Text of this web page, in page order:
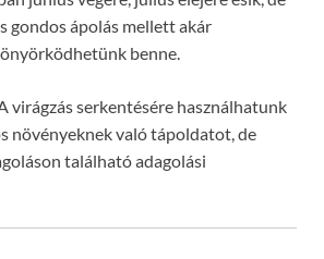
gondos ápolás mellett akár
benne.
virágzás serkentésére használhatunk
növényeknek való tápoldatot, de
található adagolási